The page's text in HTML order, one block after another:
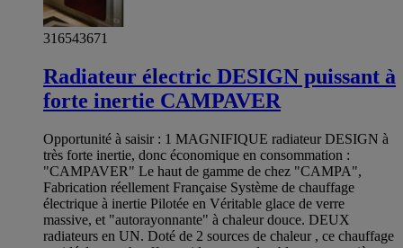
316543671
Radiateur électric DESIGN puissant à
forte inertie CAMPAVER
Opportunité à saisir : 1 MAGNIFIQUE radiateur DESIGN à
très forte inertie, donc économique en consommation :
"CAMPAVER" Le haut de gamme de chez "CAMPA",
Fabrication réellement Française Système de chauffage
électrique à inertie Pilotée en Véritable glace de verre
massive, et "autorayonnante" à chaleur douce. DEUX
radiateurs en UN. Doté de 2 sources de chaleur , ce chauffage